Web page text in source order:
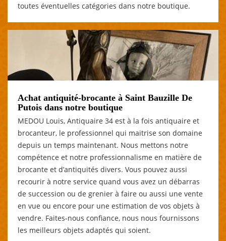
toutes éventuelles catégories dans notre boutique.
Achat antiquité-brocante à Saint Bauzille De
Putois dans notre boutique
MEDOU Louis, Antiquaire 34 est à la fois antiquaire et
brocanteur, le professionnel qui maitrise son domaine
depuis un temps maintenant. Nous mettons notre
compétence et notre professionnalisme en matière de
brocante et d’antiquités divers. Vous pouvez aussi
recourir à notre service quand vous avez un débarras
de succession ou de grenier à faire ou aussi une vente
en vue ou encore pour une estimation de vos objets à
vendre. Faites-nous confiance, nous nous fournissons
les meilleurs objets adaptés qui soient.